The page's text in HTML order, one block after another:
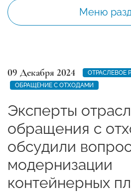
Меню
09 Декабря 2024
ОТРАСЛЕВОЕ
ОБРАЩЕНИЕ С ОТХОДАМИ
Эксперты
обращения с
обсудили
модернизации
контейнерных